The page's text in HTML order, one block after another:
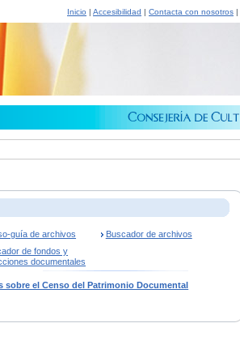
Inicio | Accesibilidad | Contacta con nosotros |
guía de archivos
Buscador de archivos
de fondos y
documentales
sobre el Censo del Patrimonio Documental